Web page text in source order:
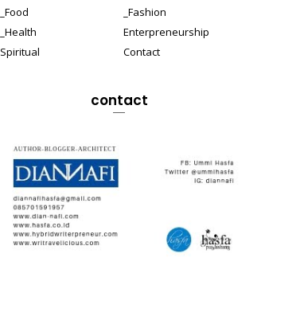
_Food
_Fashion
_Health
Enterpreneurship
Spiritual
Contact
contact